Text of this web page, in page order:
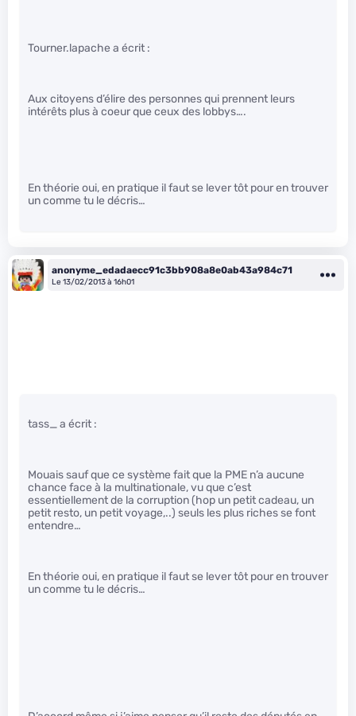
Tourner.lapache a écrit :
Aux citoyens d’élire des personnes qui prennent leurs
intérêts plus à coeur que ceux des lobbys….
En théorie oui, en pratique il faut se lever tôt pour en trouver
un comme tu le décris…
anonyme_edadaecc91c3bb908a8e0ab43a984c71
Le 13/02/2013 à 16h01
tass_ a écrit :
Mouais sauf que ce système fait que la PME n’a aucune
chance face à la multinationale, vu que c’est
essentiellement de la corruption (hop un petit cadeau, un
petit resto, un petit voyage,..) seuls les plus riches se font
entendre…
En théorie oui, en pratique il faut se lever tôt pour en trouver
un comme tu le décris…